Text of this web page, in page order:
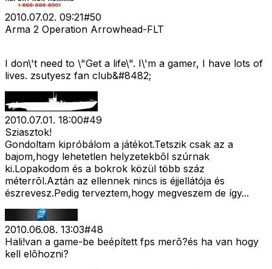
2010.07.02. 09:21#50
Arma 2 Operation Arrowhead-FLT
I don\'t need to \"Get a life\". I\'m a gamer, I have lots of
lives. zsutyesz fan club&#8482;
2010.07.01. 18:00#49
Sziasztok!
Gondoltam kipróbálom a játékot.Tetszik csak az a
bajom,hogy lehetetlen helyzetekbõl szúrnak
ki.Lopakodom és a bokrok közül több száz
méterrõl.Aztán az ellennek nincs is éjjellátója és
észrevesz.Pedig terveztem,hogy megveszem de így...
2010.06.08. 13:03#48
Hali!van a game-be beépített fps merõ?és ha van hogy
kell elõhozni?